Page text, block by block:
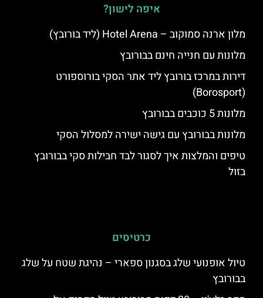
איפה לישון?
מלון ארנה סמוקוב – Hotel Arena (ליד בורובץ)
מלונות עם חנייה חינם בבורובץ
דירות במרכז בורובץ ליד אתר הסקי בורוספורט
(Borosport)
מלונות 5 כוכבים בבורובץ
מלונות בבורובץ עם גישה ישירה למסלול הסקי
טיפים והמלצות איך לסגור לבד חבילות סקי בבורובץ
בזול
כרטיסים
טיול אופנועי שלג בסגנון ספארי – נהיגת שטח על שלג
בבורובץ